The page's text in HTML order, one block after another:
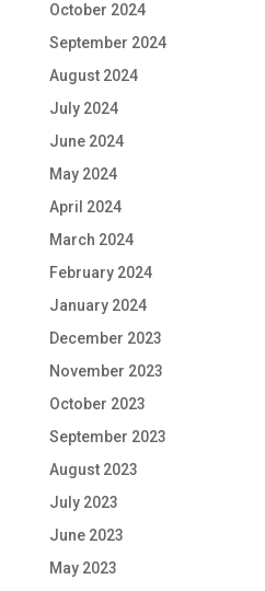
October 2024
September 2024
August 2024
July 2024
June 2024
May 2024
April 2024
March 2024
February 2024
January 2024
December 2023
November 2023
October 2023
September 2023
August 2023
July 2023
June 2023
May 2023